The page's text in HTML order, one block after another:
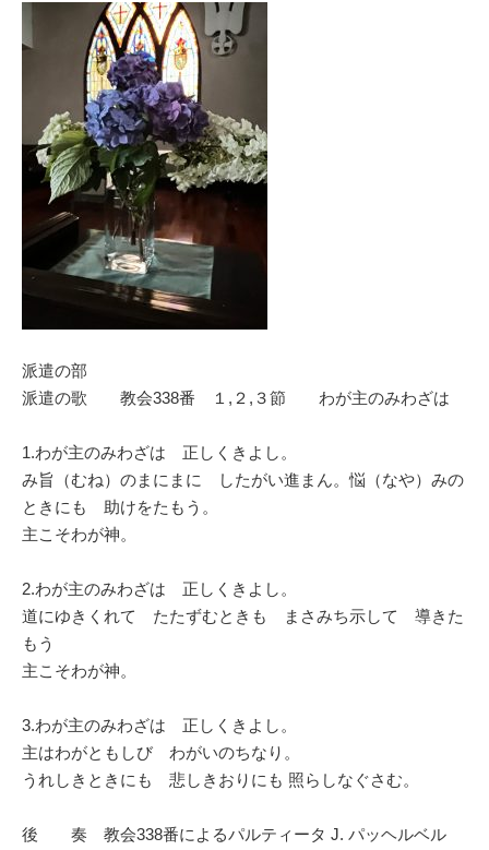
派遣の部
派遣の歌 教会338番 １,２,３節 わが主のみわざは
1.わが主のみわざは 正しくきよし。
み旨（むね）のまにまに したがい進まん。悩（なや）みの
ときにも 助けをたもう。
主こそわが神。
2.わが主のみわざは 正しくきよし。
道にゆきくれて たたずむときも まさみち示して 導きた
もう
主こそわが神。
3.わが主のみわざは 正しくきよし。
主はわがともしび わがいのちなり。
うれしきときにも 悲しきおりにも 照らしなぐさむ。
後 奏 教会338番によるパルティータ J. パッヘルベル